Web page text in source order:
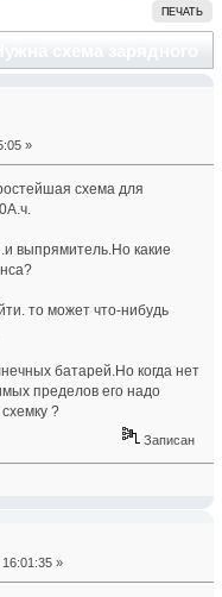
ПЕЧАТЬ
В. 200 А.ч. (Прочитано
»
схема для
выпрямитель.Но какие
то может что-нибудь
батарей.Но когда нет
пределов его надо
?
Записан
»